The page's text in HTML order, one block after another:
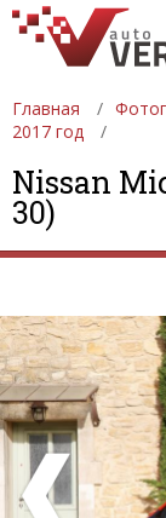
Главная
2017 год
Nissan
30)
АВТОСАЛОНЫ